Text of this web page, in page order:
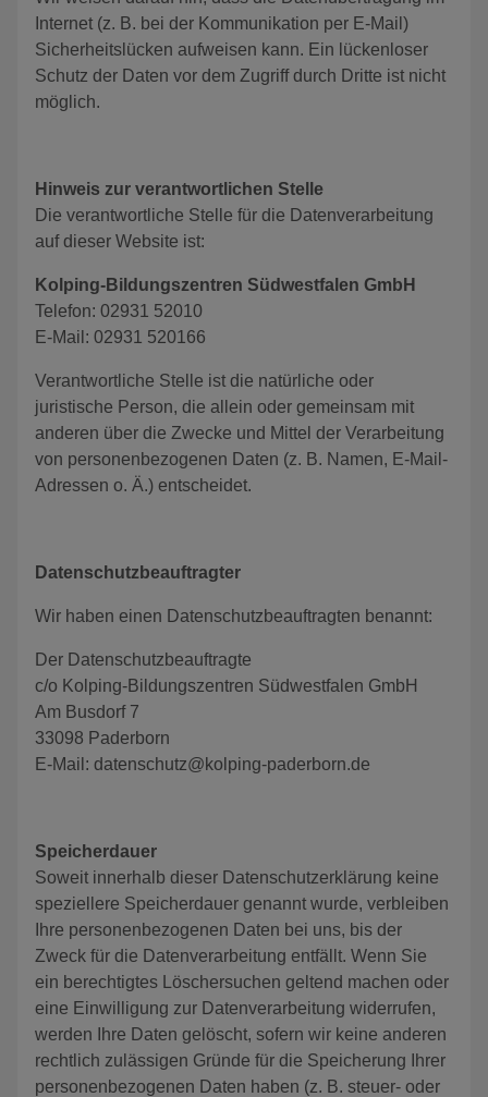
Internet (z. B. bei der Kommunikation per E-Mail)
Sicherheitslücken aufweisen kann. Ein lückenloser
Schutz der Daten vor dem Zugriff durch Dritte ist nicht
möglich.
Hinweis zur verantwortlichen Stelle
Die verantwortliche Stelle für die Datenverarbeitung
auf dieser Website ist:
Kolping-Bildungszentren Südwestfalen GmbH
Telefon: 02931 52010
E-Mail: 02931 520166
Verantwortliche Stelle ist die natürliche oder
juristische Person, die allein oder gemeinsam mit
anderen über die Zwecke und Mittel der Verarbeitung
von personenbezogenen Daten (z. B. Namen, E-Mail-
Adressen o. Ä.) entscheidet.
Datenschutzbeauftragter
Wir haben einen Datenschutzbeauftragten benannt:
Der Datenschutzbeauftragte
c/o Kolping-Bildungszentren Südwestfalen GmbH
Am Busdorf 7
33098 Paderborn
E-Mail: datenschutz@kolping-paderborn.de
Speicherdauer
Soweit innerhalb dieser Datenschutzerklärung keine
speziellere Speicherdauer genannt wurde, verbleiben
Ihre personenbezogenen Daten bei uns, bis der
Zweck für die Datenverarbeitung entfällt. Wenn Sie
ein berechtigtes Löschersuchen geltend machen oder
eine Einwilligung zur Datenverarbeitung widerrufen,
werden Ihre Daten gelöscht, sofern wir keine anderen
rechtlich zulässigen Gründe für die Speicherung Ihrer
personenbezogenen Daten haben (z. B. steuer- oder